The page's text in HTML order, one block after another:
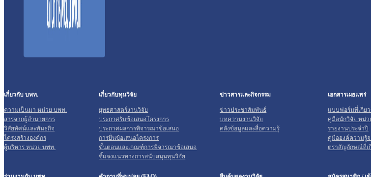
เกี่ยวกับ บพท.
ความเป็นมา หน่วย บพท.
สารจากผู้อำนวยการ
วิสัยทัศน์และพันธกิจ
โครงสร้างองค์กร
ผู้บริหาร หน่วย บพท.
เกี่ยวกับทุนวิจัย
ยุทธศาสตร์งานวิจัย
ประกาศรับข้อเสนอโครงการ
ประกาศผลการพิจารณาข้อเสนอ
การยื่นข้อเสนอโครงการ
ขั้นตอนและเกณฑ์การพิจารณาข้อเสนอ
ชี้แจงแนวทางการสนับสนุนทุนวิจัย
ข่าวสารและกิจกรรม
ข่าวประชาสัมพันธ์
บทความงานวิจัย
คลังข้อมูลและสื่อความรู้
เอกสารเผยแพร่
แบบฟอร์มที่เกี่ย
คู่มือนักวิจัย หน่ว
รายงานประจำปี
คู่มือองค์ความรู้
ตราสัญลักษณ์ที่เ